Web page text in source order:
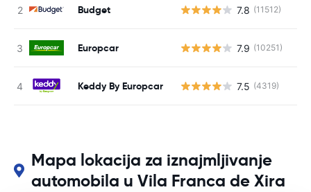
Budget 7.8 (11512)
Europcar 7.9 (10251)
Keddy By Europcar 7.5 (4319)
Mapa lokacija za iznajmljivanje
automobila u Vila Franca de Xira